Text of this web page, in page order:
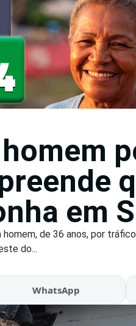
em
homem, de 36 anos, por
do...
WhatsApp